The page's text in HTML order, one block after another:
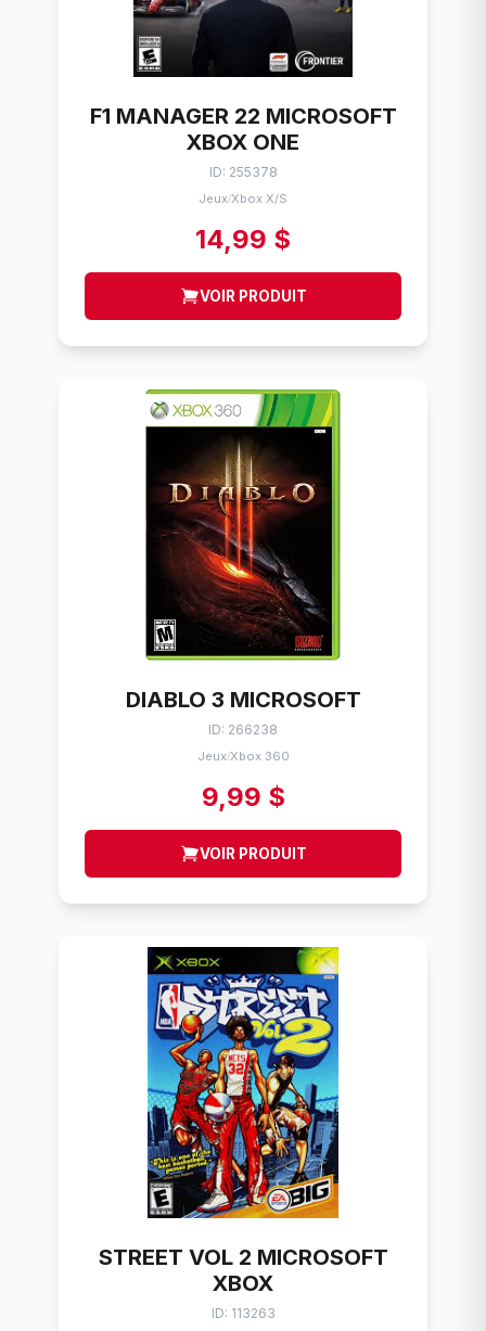
F1 MANAGER 22 MICROSOFT
XBOX ONE
ID: 255378
Jeux/Xbox X/S
14,99 $
VOIR PRODUIT
DIABLO 3 MICROSOFT
ID: 266238
Jeux/Xbox 360
9,99 $
VOIR PRODUIT
STREET VOL 2 MICROSOFT
XBOX
ID: 113263